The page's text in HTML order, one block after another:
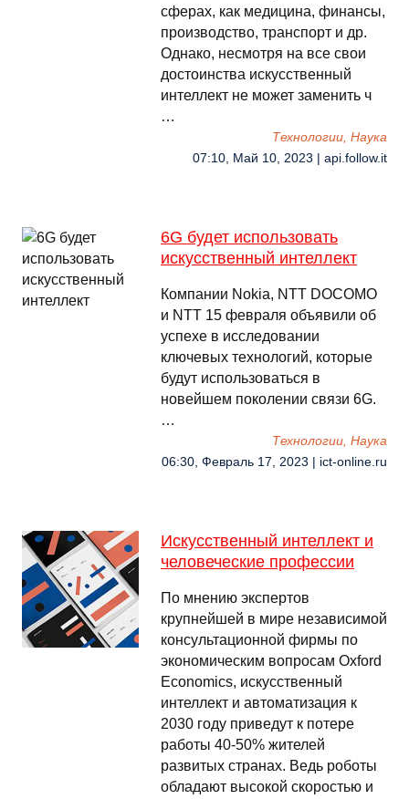
сферах, как медицина, финансы,
производство, транспорт и др.
Однако, несмотря на все свои
достоинства искусственный
интеллект не может заменить ч
…
Технологии, Наука
07:10, Май 10, 2023 | api.follow.it
6G будет использовать
искусственный интеллект
Компании Nokia, NTT DOCOMO
и NTT 15 февраля объявили об
успехе в исследовании
ключевых технологий, которые
будут использоваться в
новейшем поколении связи 6G.
…
Технологии, Наука
06:30, Февраль 17, 2023 | ict-online.ru
Искусственный интеллект и
человеческие профессии
По мнению экспертов
крупнейшей в мире независимой
консультационной фирмы по
экономическим вопросам Oxford
Economics, искусственный
интеллект и автоматизация к
2030 году приведут к потере
работы 40-50% жителей
развитых странах. Ведь роботы
обладают высокой скоростью и